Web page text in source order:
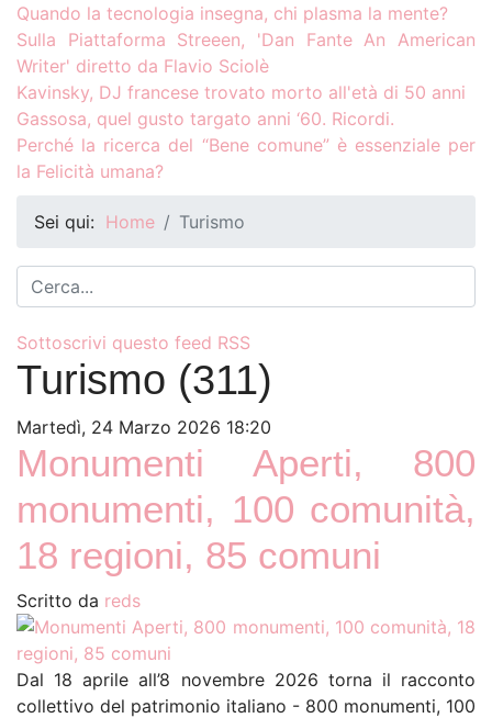
Quando la tecnologia insegna, chi plasma la mente?
Sulla Piattaforma Streeen, 'Dan Fante An American
Writer' diretto da Flavio Sciolè
Kavinsky, DJ francese trovato morto all'età di 50 anni
Gassosa, quel gusto targato anni ‘60. Ricordi.
Perché la ricerca del “Bene comune” è essenziale per
la Felicità umana?
Sei qui: Home Turismo
Sottoscrivi questo feed RSS
Turismo (311)
Martedì, 24 Marzo 2026 18:20
Monumenti Aperti, 800
monumenti, 100 comunità,
18 regioni, 85 comuni
Scritto da reds
Dal 18 aprile all’8 novembre 2026 torna il racconto
collettivo del patrimonio italiano - 800 monumenti, 100